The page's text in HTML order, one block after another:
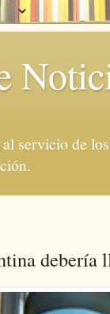
servicio de
debería